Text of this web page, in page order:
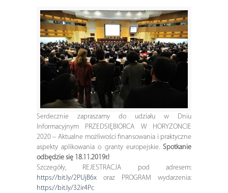
Serdecznie zapraszamy do udziału w Dniu
Informacyjnym PRZEDSIĘBIORCA W HORYZONCIE
2020 – Aktualne możliwości finansowania i praktyczne
aspekty aplikowania o granty europejskie.Spotkanie
odbędzie się 18.11.2019r.!
Szczegóły, REJESTRACJA pod adresem:
https://bit.ly/2PUjB6xoraz PROGRAM wydarzenia:
https://bit.ly/32ir4Pc